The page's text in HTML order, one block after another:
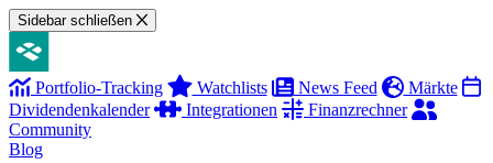
Sidebar schließen
Portfolio-Tracking Watchlists News Feed
Märkte
Dividendenkalender
Integrationen
Finanzrechner
Community
Blog